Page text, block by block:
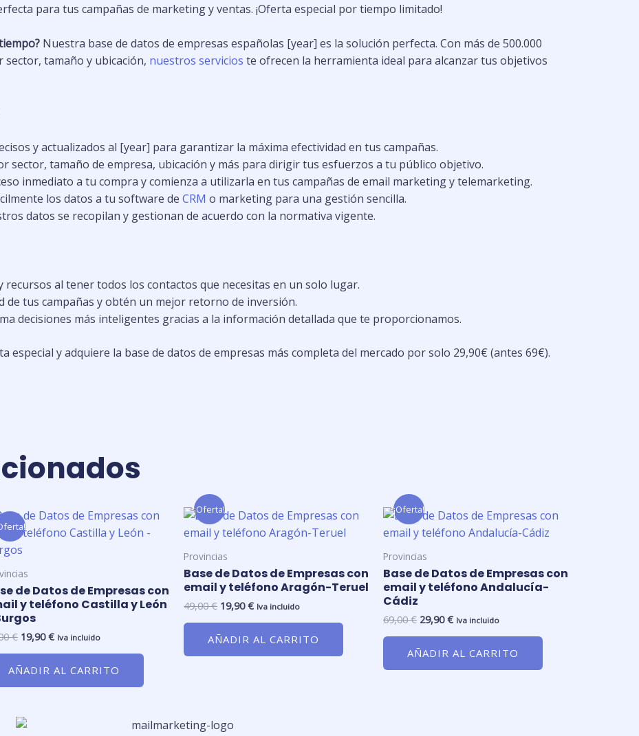
para tus campañas de marketing y ventas. ¡Oferta especial por tiempo limitado!
Nuestra base de datos de empresas españolas [year] es la solución perfecta. Con más de 500.000
tamaño y ubicación, nuestros servicios te ofrecen la herramienta ideal para alcanzar tus objetivos
y actualizados al [year] para garantizar la máxima efectividad en tus campañas.
sector, tamaño de empresa, ubicación y más para dirigir tus esfuerzos a tu público objetivo.
inmediato a tu compra y comienza a utilizarla en tus campañas de email marketing y telemarketing.
los datos a tu software de CRM o marketing para una gestión sencilla.
datos se recopilan y gestionan de acuerdo con la normativa vigente.
recursos al tener todos los contactos que necesitas en un solo lugar.
de tus campañas y obtén un mejor retorno de inversión.
decisiones más inteligentes gracias a la información detallada que te proporcionamos.
especial y adquiere la base de datos de empresas más completa del mercado por solo 29,90€ (antes 69€).
de Datos de Empresas con
y teléfono Castilla y León
€
El
precio
original
era:
19,90€
El
actual
Iva incluido
AÑADIR AL CARRITO
¡Oferta!
Provincias
Base de Datos de Empresas con
email y teléfono Aragón-Teruel
49,00€
El
precio
original
49,00 €.
19,90€
El
actual
Iva incluido
AÑADIR AL CARRITO
¡Oferta!
Provincias
Base de Datos de Empresas con
email y teléfono Andalucía-
Cádiz
69,00€
El
precio
original
69,00 €.
29,90€
El
actual
Iva incluido
AÑADIR AL CARRITO